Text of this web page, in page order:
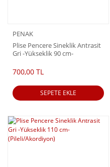
PENAK
Plise Pencere Sineklik Antrasit
Gri -Yükseklik 90 cm-
700,00 TL
SEPETE EKLE